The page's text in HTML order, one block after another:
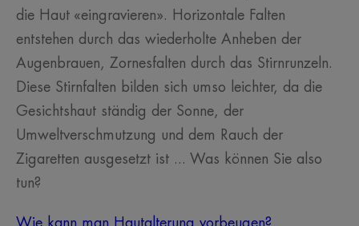
die Haut «eingravieren». Horizontale Falten
entstehen durch das wiederholte Anheben der
Augenbrauen, Zornesfalten durch das Stirnrunzeln.
Diese Stirnfalten bilden sich umso leichter, da die
Gesichtshaut ständig der Sonne, der
Umweltverschmutzung und dem Rauch der
Zigaretten ausgesetzt ist ... Was können Sie also
tun?
Wie kann man Hautalterung vorbeugen?